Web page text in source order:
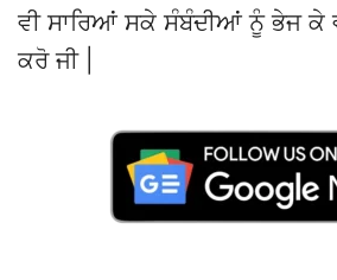
ਵੀ ਸਾਰਿਆਂ ਸਕੇ ਸੰਬੰਦੀਆਂ ਨੂੰ ਭੇਜ ਕੇ
ਕਰੋ ਜੀ |